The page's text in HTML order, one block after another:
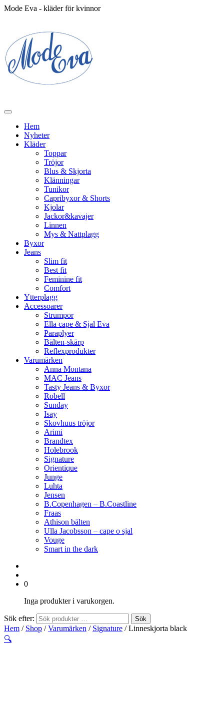
Mode Eva - kläder för kvinnor
Hem
Nyheter
Kläder
Toppar
Tröjor
Blus & Skjorta
Klänningar
Tunikor
Capribyxor & Shorts
Kjolar
Jackor&kavajer
Linnen
Mys & Nattplagg
Byxor
Jeans
Slim fit
Best fit
Feminine fit
Comfort
Ytterplagg
Accessoarer
Strumpor
Ella cape & Sjal Eva
Paraplyer
Bälten-skärp
Reflexprodukter
Varumärken
Anna Montana
MAC Jeans
Tasty Jeans & Byxor
Robell
Sunday
Isay
Skovhuus tröjor
Arimi
Brandtex
Holebrook
Signature
Orientique
Junge
Luhta
Jensen
B.Copenhagen – B.Coastline
Fraas
Athison bälten
Ulla Jacobsson – cape o sjal
Vouge
Smart in the dark
0
Inga produkter i varukorgen.
Sök efter: Sök
Hem / Shop /Varumärken / Signature / Linneskjorta black
🔍